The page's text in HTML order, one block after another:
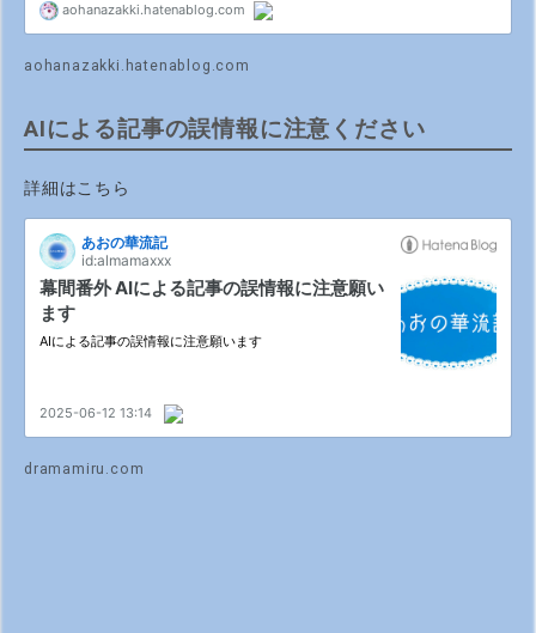
aohanazakki.hatenablog.com
AIによる記事の誤情報に注意ください
詳細はこちら
dramamiru.com